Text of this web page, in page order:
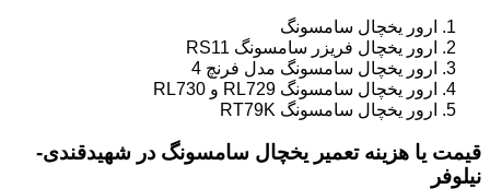
ارور یخچال سامسونگ
ارور یخچال فریزر سامسونگ RS11
ارور یخچال سامسونگ مدل فرنچ 4
ارور یخچال سامسونگ RL729 و RL730
ارور یخچال سامسونگ RT79K
قیمت یا هزینه تعمیر یخچال سامسونگ در شهیدقندی-
نیلوفر